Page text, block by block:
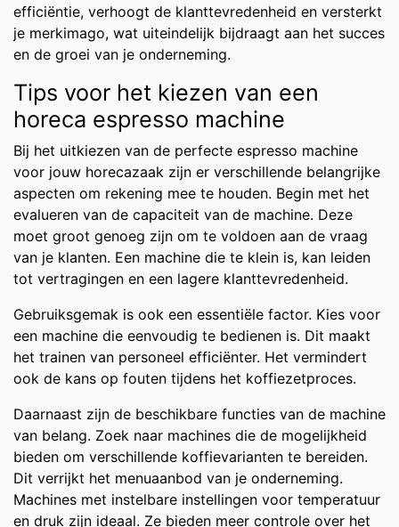
efficiëntie, verhoogt de klanttevredenheid en versterkt
je merkimago, wat uiteindelijk bijdraagt aan het succes
en de groei van je onderneming.
Tips voor het kiezen van een
horeca espresso machine
Bij het uitkiezen van de perfecte espresso machine
voor jouw horecazaak zijn er verschillende belangrijke
aspecten om rekening mee te houden. Begin met het
evalueren van de capaciteit van de machine. Deze
moet groot genoeg zijn om te voldoen aan de vraag
van je klanten. Een machine die te klein is, kan leiden
tot vertragingen en een lagere klanttevredenheid.
Gebruiksgemak is ook een essentiële factor. Kies voor
een machine die eenvoudig te bedienen is. Dit maakt
het trainen van personeel efficiënter. Het vermindert
ook de kans op fouten tijdens het koffiezetproces.
Daarnaast zijn de beschikbare functies van de machine
van belang. Zoek naar machines die de mogelijkheid
bieden om verschillende koffievarianten te bereiden.
Dit verrijkt het menuaanbod van je onderneming.
Machines met instelbare instellingen voor temperatuur
en druk zijn ideaal. Ze bieden meer controle over het